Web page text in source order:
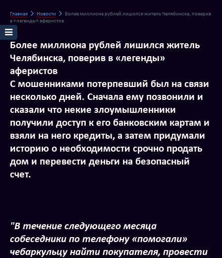
Главная Новости
Более миллиона рублей лишился житель Челябинска, поверив
в «легенды» аферистов
Более миллиона рублей лишился житель
Челябинска, поверив в «легенды»
аферистов
С мошенниками потерпевший был на связи
несколько дней. Сначала ему позвонили и
сказали что некие злоумышленники
получили доступ к его банковским картам и
взяли на него кредиты, а затем придумали
историю о необходимости срочно продать
дом и перевести деньги на безопасный
счет.
"В течение следующего месяца
собеседники по телефону «помогали»
чебаркульцу найти покупателя, провести